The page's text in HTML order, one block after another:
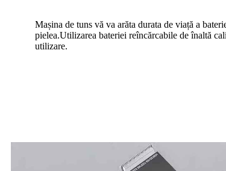
Mașina de tuns vă va arăta durata de viață a
pielea.Utilizarea bateriei reîncărcabile de înaltă
utilizare.